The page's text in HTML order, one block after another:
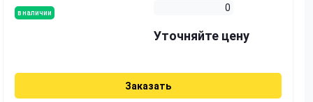
в наличии
0
Уточняйте цену
Заказать